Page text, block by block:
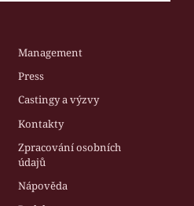
Management
Press
Castingy a výzvy
Kontakty
Zpracování osobních
údajů
Nápověda